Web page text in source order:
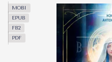
MOBI
EPUB
FB2
PDF